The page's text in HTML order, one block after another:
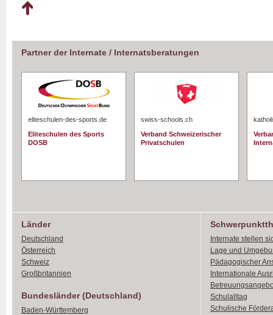
Partner der Internate / Internatsberatungen
eliteschulen-des-sports.de
Eliteschulen des Sports
DOSB
swiss-schools.ch
Verband Schweizerischer
Privatschulen
Länder
Deutschland
Österreich
Schweiz
Großbritannien
Bundesländer (Deutschland)
Baden-Württemberg
Internate stellen
Lage und
Pädagogischer
Internationale
Schulalltag
Schulische